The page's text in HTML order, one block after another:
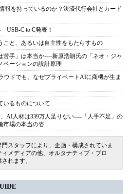
報を持っているのか？決済代行会社とカード
USB-C to C発表！
こと、あるいは自主性をもたらすもの
苦手」は本当か----新原浩朗氏の「ネオ・ジャ
ベーションの設計原理
ウドでも、なぜプライベートAIに商機が生ま
いるものについて
AI人材は339万人足りない----「人手不足」の
市場の本当の姿
スタッフにより、企画・構成されていま
メディアの他、オルタナティブ・ブロ
れます。